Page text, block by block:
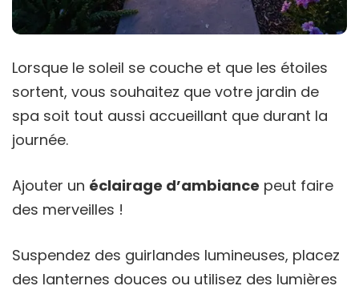
Lorsque le soleil se couche et que les étoiles
sortent, vous souhaitez que votre jardin de
spa soit tout aussi accueillant que durant la
journée.
Ajouter un éclairage d’ambiance peut faire
des merveilles !
Suspendez des guirlandes lumineuses, placez
des lanternes douces ou utilisez des lumières